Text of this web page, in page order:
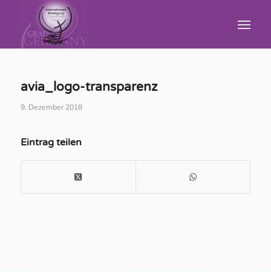
avia_logo-transparenz
9. Dezember 2018
Eintrag teilen